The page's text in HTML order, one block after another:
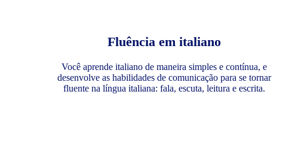
Fluência em italiano
Você aprende italiano de maneira simples e contínua, e
desenvolve as habilidades de comunicação para se tornar
fluente na língua italiana: fala, escuta, leitura e escrita.